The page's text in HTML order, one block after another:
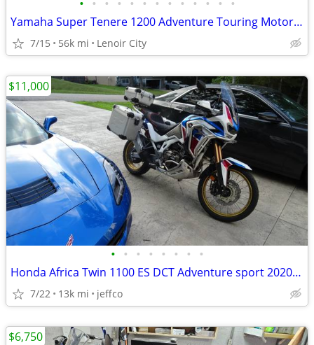
• • • • • • • • • • • • •
Yamaha Super Tenere 1200 Adventure Touring Motorcycle — Shaft Drive, ABS, Crui
7/15 56k mi Lenoir City
• • • • • • • •
Honda Africa Twin 1100 ES DCT Adventure sport 2020 model year
7/22 13k mi jeffco
$11,000
$6,750